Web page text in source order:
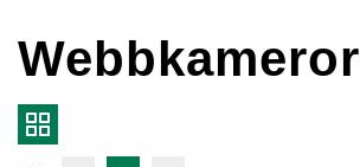
Webbkameror